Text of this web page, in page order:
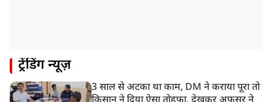
देश के कई हिस्सों में भारी बारिश के आसार, मौसम विभाग ने
8:20 AM
ट्रेंडिंग न्यूज़
3 साल से अटका था काम, DM ने कराया पूरा तो